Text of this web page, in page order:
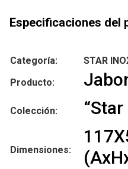
Especificaciones del
Categoría:
STAR
Producto:
Colección: “Star
Dimensiones: